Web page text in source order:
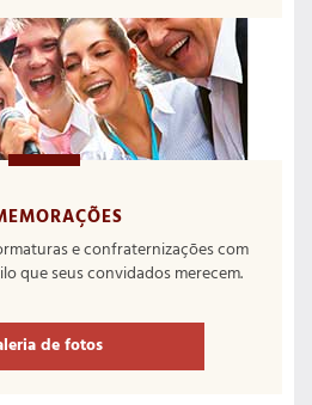
e confraternizações com
que seus convidados merecem.
de fotos